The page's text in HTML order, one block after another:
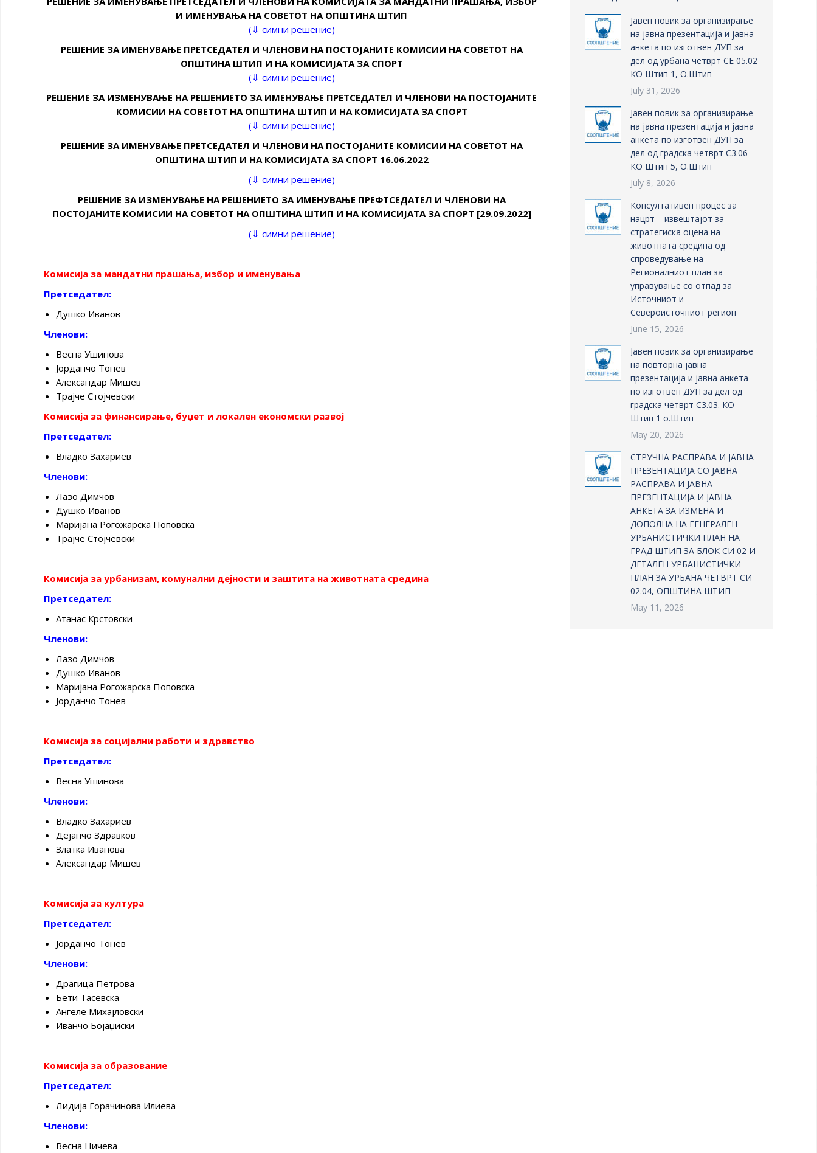
И ИМЕНУВАЊА НА СОВЕТОТ НА ОПШТИНА ШТИП
(⇓ симни решение)
РЕШЕНИЕ ЗА ИМЕНУВАЊЕ ПРЕТСЕДАТЕЛ И ЧЛЕНОВИ НА ПОСТОЈАНИТЕ КОМИСИИ НА СОВЕТОТ НА
ОПШТИНА ШТИП И НА КОМИСИЈАТА ЗА СПОРТ
(⇓ симни решение)
РЕШЕНИЕ ЗА ИЗМЕНУВАЊЕ НА РЕШЕНИЕТО ЗА ИМЕНУВАЊЕ ПРЕТСЕДАТЕЛ И ЧЛЕНОВИ НА ПОСТОЈАНИТЕ
КОМИСИИ НА СОВЕТОТ НА ОПШТИНА ШТИП И НА КОМИСИЈАТА ЗА СПОРТ
(⇓ симни решение)
РЕШЕНИЕ ЗА ИМЕНУВАЊЕ ПРЕТСЕДАТЕЛ И ЧЛЕНОВИ НА ПОСТОЈАНИТЕ КОМИСИИ НА СОВЕТОТ НА
ОПШТИНА ШТИП И НА КОМИСИЈАТА ЗА СПОРТ 16.06.2022
(⇓ симни решение)
РЕШЕНИЕ ЗА ИЗМЕНУВАЊЕ НА РЕШЕНИЕТО ЗА ИМЕНУВАЊЕ ПРЕФТСЕДАТЕЛ И ЧЛЕНОВИ НА
ПОСТОЈАНИТЕ КОМИСИИ НА СОВЕТОТ НА ОПШТИНА ШТИП И НА КОМИСИЈАТА ЗА СПОРТ [29.09.2022]
(⇓ симни решение)
Комисија за мандатни прашања, избор и именувања
Претседател:
Душко Иванов
Членови:
Весна Ушинова
Јорданчо Тонев
Александар Мишев
Трајче Стојчевски
Комисија за финансирање, буџет и локален економски развој
Претседател:
Владко Захариев
Членови:
Лазо Димчов
Душко Иванов
Маријана Рогожарска Поповска
Трајче Стојчевски
Комисија за урбанизам, комунални дејности и заштита на животната средина
Претседател:
Атанас Крстовски
Членови:
Лазо Димчов
Душко Иванов
Маријана Рогожарска Поповска
Јорданчо Тонев
Комисија за социјални работи и здравство
Претседател:
Весна Ушинова
Членови:
Владко Захариев
Дејанчо Здравков
Златка Иванова
Александар Мишев
Комисија за култура
Претседател:
Јорданчо Тонев
Членови:
Драгица Петрова
Бети Тасевска
Ангеле Михајловски
Иванчо Бојаџиски
Комисија за образование
Претседател:
Лидија Горачинова Илиева
Членови:
Весна Ничева
Јавен повик за организирање
на јавна презентација и јавна
анкета по изготвен ДУП за
дел од урбана четврт СЕ 05.02
КО Штип 1, О.Штип
July 31, 2026
Јавен повик за организирање
на јавна презентација и јавна
анкета по изготвен ДУП за
дел од градска четврт С3.06
КО Штип 5, О.Штип
July 8, 2026
Консултативен процес за
нацрт – извештајот за
стратегиска оцена на
животната средина од
спроведување на
Регионалниот план за
управување со отпад за
Источниот и
Североисточниот регион
June 15, 2026
Јавен повик за организирање
на повторна јавна
презентација и јавна анкета
по изготвен ДУП за дел од
градска четврт С3.03. КО
Штип 1 о.Штип
May 20, 2026
СТРУЧНА РАСПРАВА И ЈАВНА
ПРЕЗЕНТАЦИЈА СО ЈАВНА
РАСПРАВА И ЈАВНА
ПРЕЗЕНТАЦИЈА И ЈАВНА
АНКЕТА ЗА ИЗМЕНА И
ДОПОЛНА НА ГЕНЕРАЛЕН
УРБАНИСТИЧКИ ПЛАН НА
ГРАД ШТИП ЗА БЛОК СИ 02 И
ДЕТАЛЕН УРБАНИСТИЧКИ
ПЛАН ЗА УРБАНА ЧЕТВРТ СИ
02.04, ОПШТИНА ШТИП
May 11, 2026